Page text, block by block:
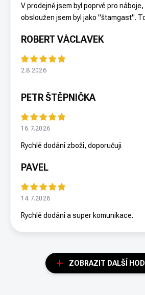
V prodejně jsem byl poprvé pro
obsloužen jsem byl jako "štamgast".
ROBERT VÁCLAVEK
2.8.2026
PETR ŠTĚPNIČKA
16.7.2026
Rychlé dodání zboží, doporučuji
PAVEL
14.7.2026
Rychlé dodání a super komunikace.
ZOBRAZIT DALŠÍ